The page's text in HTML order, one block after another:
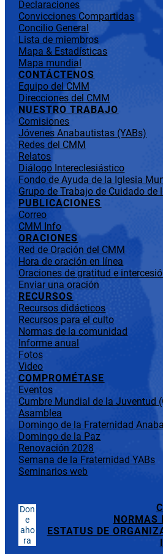
Declaraciones
Convicciones Compartidas
Concilio General
Lista de miembros
Mapa & Estadísticas
Mapa mundial
CONTÁCTENOS
Equipo del CMM
Direcciones del CMM
NUESTRO TRABAJO
Comisiones
Jóvenes Anabautistas (YABs)
Redes del CMM
Relatos
Diálogo Intereclesiástico
Fondo de Ayuda de la Iglesia
Grupo de Trabajo de Cuidado de
PUBLICACIONES
Correo
CMM Info
ORACIONES
Red de Oración del CMM
Hora de oración en línea
Oraciones de gratitud e
Enviar una oración
RECURSOS
Recursos didácticos
Recursos para el culto
Normas de la comunidad
Informe anual
Fotos
Video
COMPROMÉTASE
Eventos
Cumbre Mundial de la Juventud
Asamblea
Domingo de la Fraternidad
Domingo de la Paz
Renovación 2028
Semana de la Fraternidad YABs
Seminarios web
Don
e
aho
ra
NORMAS
ESTATUS DE